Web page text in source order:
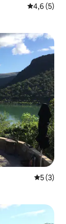
Průměrné
4,6 (5)
5 (3)